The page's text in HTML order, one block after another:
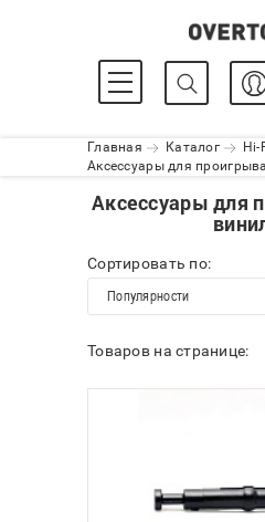
Главная Каталог
Hi-
Аксессуары для
Аксессуары для
Сортировать по:
Популярности
Товаров на странице: